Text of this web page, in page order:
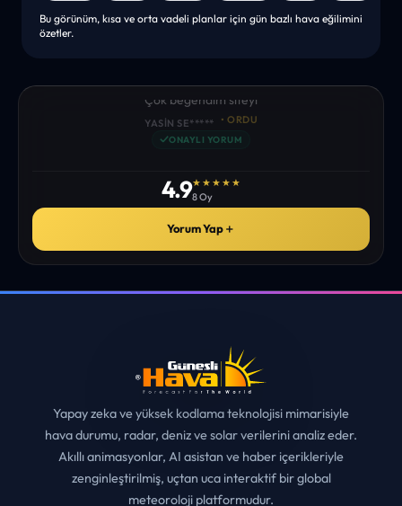
Bu görünüm, kısa ve orta vadeli planlar için gün bazlı hava eğilimini
özetler.
“sanırım yeni bir hava durumu sitesisiniz. ilk defa bu denli bir
site gördüm. bundn sonra sizinleym. tebrikler. sitede
istediğim tüm bilgiyi bulabiliyorum. ekibinizin emeğine saglık”
• ERZURUM
4.9★★★★★
Yapay zeka ve yüksek kodlama teknolojisi mimarisiyle
hava durumu, radar, deniz ve solar verilerini analiz eder.
Akıllı animasyonlar, AI asistan ve haber içerikleriyle
zenginleştirilmiş, uçtan uca interaktif bir global